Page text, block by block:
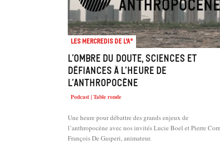
Les mercredis de l'A°
L’ombre du doute, sciences et
défiances à l’heure de
l’Anthropocène
Podcast | Table ronde
Une heure pour débattre des grands enjeux de
l’anthropocène avec nos invités Lucie Boel et Pierre
François De Gasperi, animateur.